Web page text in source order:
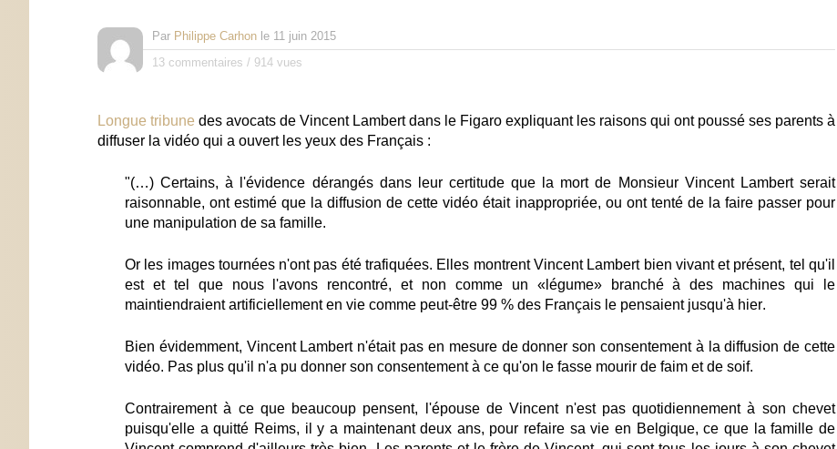
Par Philippe Carhon le 11 juin 2015
13 commentaires / 914 vues
Longue tribune des avocats de Vincent Lambert dans le Figaro expliquant les raisons qui ont poussé ses parents à
diffuser la vidéo qui a ouvert les yeux des Français :
"(…) Certains, à l'évidence dérangés dans leur certitude que la mort de Monsieur Vincent Lambert serait
raisonnable, ont estimé que la diffusion de cette vidéo était inappropriée, ou ont tenté de la faire passer pour
une manipulation de sa famille.
Or les images tournées n'ont pas été trafiquées. Elles montrent Vincent Lambert bien vivant et présent, tel qu'il
est et tel que nous l'avons rencontré, et non comme un «légume» branché à des machines qui le
maintiendraient artificiellement en vie comme peut-être 99 % des Français le pensaient jusqu'à hier.
Bien évidemment, Vincent Lambert n'était pas en mesure de donner son consentement à la diffusion de cette
vidéo. Pas plus qu'il n'a pu donner son consentement à ce qu'on le fasse mourir de faim et de soif.
Contrairement à ce que beaucoup pensent, l'épouse de Vincent n'est pas quotidiennement à son chevet
puisqu'elle a quitté Reims, il y a maintenant deux ans, pour refaire sa vie en Belgique, ce que la famille de